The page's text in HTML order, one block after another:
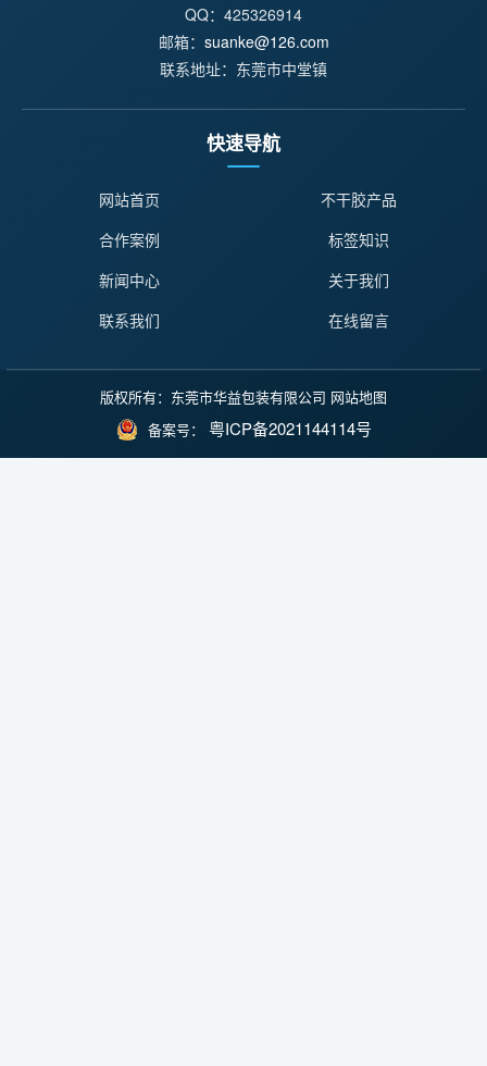
QQ：425326914
邮箱： suanke@126.com
联系地址：东莞市中堂镇
快速导航
网站首页
不干胶产品
合作案例
标签知识
新闻中心
关于我们
联系我们
在线留言
版权所有：东莞市华益包装有限公司 网站地图
备案号： 粤ICP备2021144114号